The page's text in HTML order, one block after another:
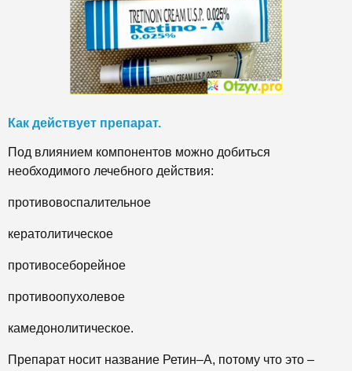
Как действует препарат.
Под влиянием компонентов можно добиться
необходимого лечебного действия:
противовоспалительное
кератолитическое
противосеборейное
противоопухолевое
камедонолитическое.
Препарат носит название Ретин–А, потому что это –